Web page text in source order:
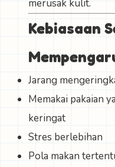
merusak kulit.
Kebiasaan
Jarang
Memakai pakaian
keringat
Stres berlebihan
Pola makan